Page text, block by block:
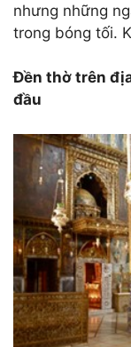
nhưng những
trong bóng tối.
Đền thờ trên
đầu